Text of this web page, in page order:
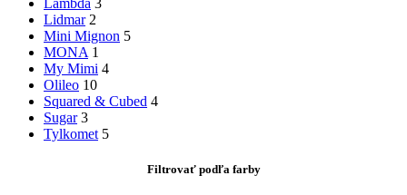
Lidmar 2
Mini Mignon 5
MONA 1
My Mimi 4
Olileo 10
Squared & Cubed 4
Sugar 3
Tylkomet 5
Filtrovať podľa farby